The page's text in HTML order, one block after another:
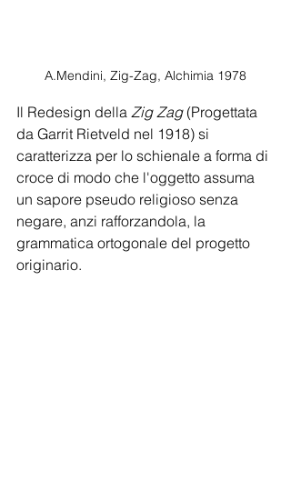
A.Mendini, Zig-Zag, Alchimia 1978
Il Redesign della Zig Zag (Progettata
da Garrit Rietveld nel 1918) si
caratterizza per lo schienale a forma di
croce di modo che l'oggetto assuma
un sapore pseudo religioso senza
negare, anzi rafforzandola, la
grammatica ortogonale del progetto
originario.